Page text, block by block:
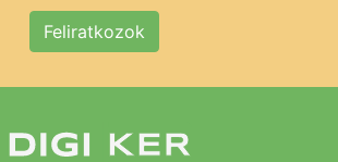
Feliratkozok